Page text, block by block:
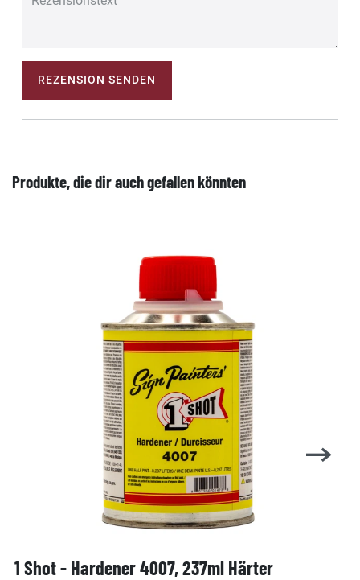
REZENSION SENDEN
Produkte, die dir auch gefallen könnten
1 Shot - Hardener 4007, 237ml Härter